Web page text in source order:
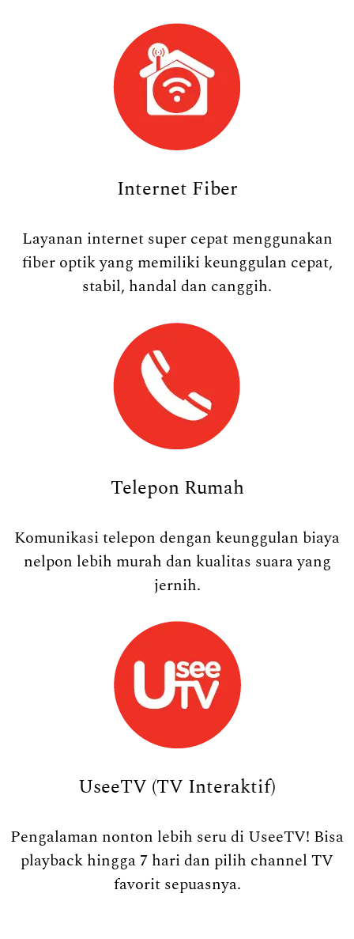
Internet Fiber
Layanan internet super cepat menggunakan
fiber optik yang memiliki keunggulan cepat,
stabil, handal dan canggih.
Telepon Rumah
Komunikasi telepon dengan keunggulan biaya
nelpon lebih murah dan kualitas suara yang
jernih.
UseeTV (TV Interaktif)
Pengalaman nonton lebih seru di UseeTV! Bisa
playback hingga 7 hari dan pilih channel TV
favorit sepuasnya.